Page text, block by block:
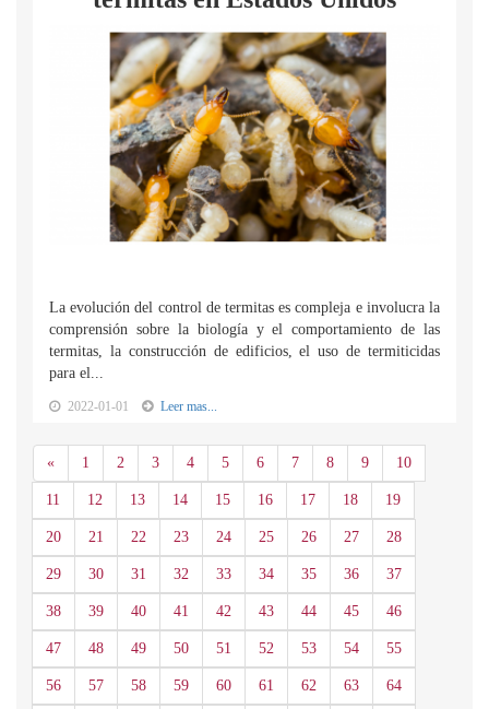
La evolución del control de termitas es compleja e involucra la
comprensión sobre la biología y el comportamiento de las
termitas, la construcción de edificios, el uso de termiticidas
para el...
2022-01-01 Leer mas...
«Anterior
1 2 3 4 5 6 7 8 9 10
11 12 13 14 15 16 17 18 19
20 21 22 23 24 25 26 27 28
29 30 31 32 33 34 35 36 37
38 39 40 41 42 43 44 45 46
47 48 49 50 51 52 53 54 55
56 57 58 59 60 61 62 63 64